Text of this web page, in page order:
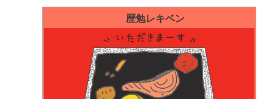
歴勉レキベン